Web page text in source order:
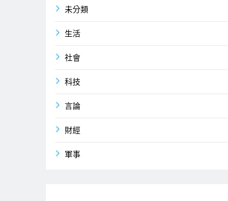
未分類
生活
社會
科技
言論
財經
軍事